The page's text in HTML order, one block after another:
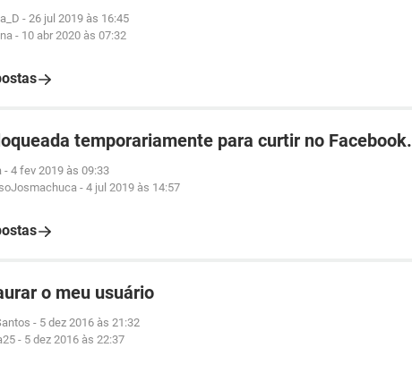
- 26 jul 2019 às 16:45
- 10 abr 2020 às 07:32
temporariamente para curtir no Facebook.
- 4 fev 2019 às 09:33
- 4 jul 2019 às 14:57
o meu usuário
- 5 dez 2016 às 21:32
- 5 dez 2016 às 22:37